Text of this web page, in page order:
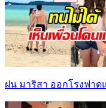
ฝน มาริสา ออกโรงฟา